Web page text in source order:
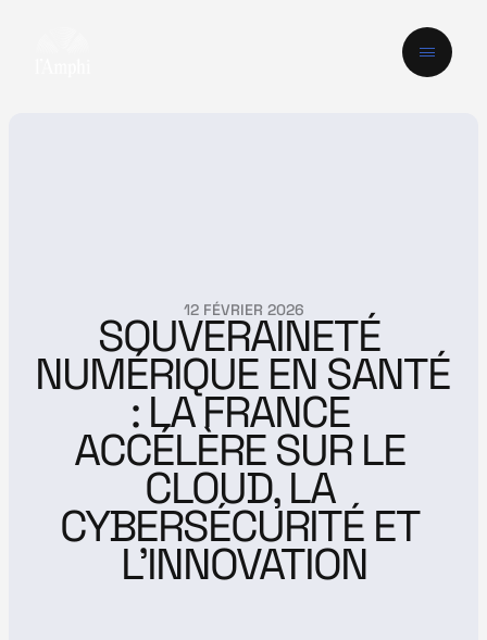
12 FÉVRIER 2026
SOUVERAINETÉ
NUMÉRIQUE EN SANTÉ
: LA FRANCE
ACCÉLÈRE SUR LE
CLOUD, LA
CYBERSÉCURITÉ ET
L’INNOVATION